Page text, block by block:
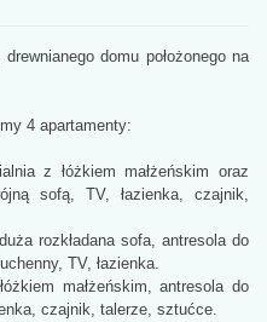
domu położonego na
4 apartamenty:
z łóżkiem małżeńskim oraz
sofą, TV, łazienka, czajnik,
rozkładana sofa, antresola do
TV, łazienka.
małżeńskim, antresola do
czajnik, talerze, sztućce.